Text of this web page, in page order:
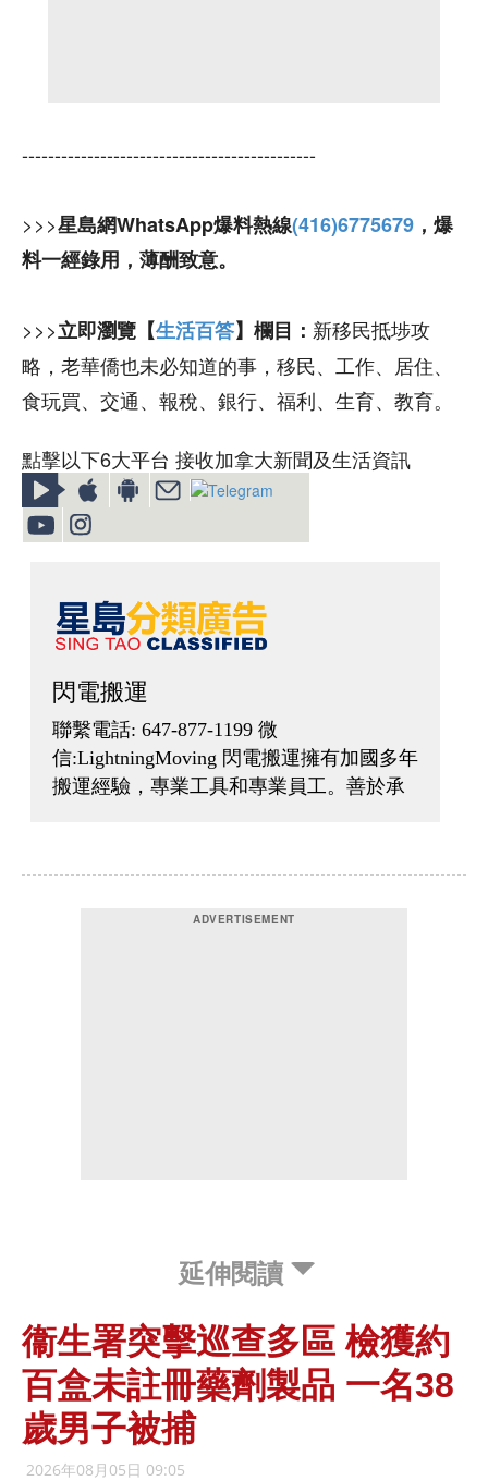
---------------------------------------------
>>>星島網WhatsApp爆料熱線(416)6775679 ，爆
料一經錄用，薄酬致意。
>>>立即瀏覽【生活百答】欄目： 新移民抵埗攻
略，老華僑也未必知道的事，移民、工作、居住、
食玩買、交通、報稅、銀行、福利、生育、教育。
點擊以下6大平台 接收加拿大新聞及生活資訊
延伸閱讀
衞生署突擊巡查多區 檢獲約
百盒未註冊藥劑製品 一名38
歲男子被捕
2026年08月05日 09:05